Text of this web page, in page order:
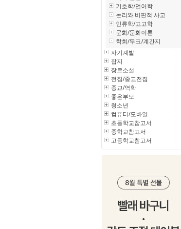
기호학/언어학
논리와 비판적 사고
인류학/고고학
문화/문화이론
학회/무크/계간지
자기계발
잡지
장르소설
전집/중고전집
종교/역학
좋은부모
청소년
컴퓨터/모바일
초등학교참고서
중학교참고서
고등학교참고서